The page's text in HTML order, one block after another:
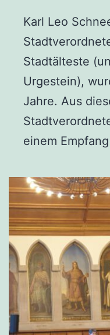
Karl Leo
Stadtälteste
Urgestein),
Jahre. Aus
einem